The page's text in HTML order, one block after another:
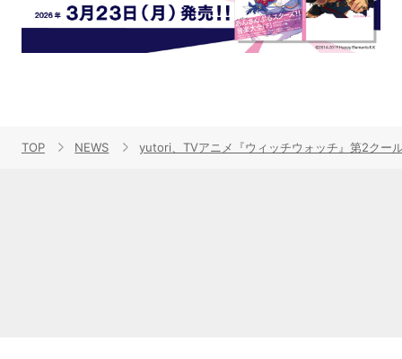
TOP NEWS yutori、TVアニメ『ウィッチウォッチ』第2クー